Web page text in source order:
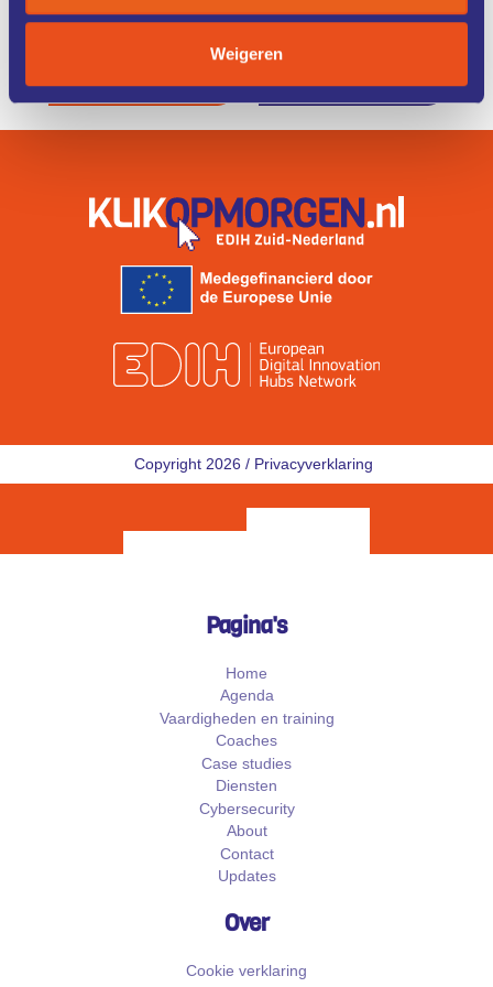
Weigeren
Copyright 2026 / Privacyverklaring
Pagina's
Home
Agenda
Vaardigheden en training
Coaches
Case studies
Diensten
Cybersecurity
About
Contact
Updates
Over
Cookie verklaring